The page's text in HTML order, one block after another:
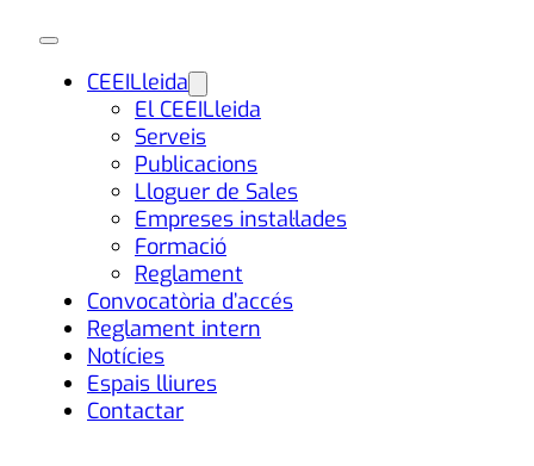
CEEILleida
El CEEILleida
Serveis
Publicacions
Lloguer de Sales
Empreses instal·lades
Formació
Reglament
Convocatòria d’accés
Reglament intern
Notícies
Espais lliures
Contactar